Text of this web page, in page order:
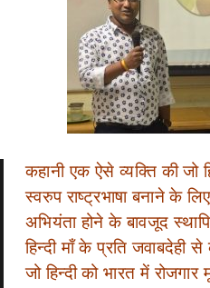
कहानी एक ऐसे व्यक्ति की जो
स्वरुप राष्ट्रभाषा बनाने के
अभियंता होने के बावजूद
हिन्दी माँ के प्रति
जो हिन्दी को भारत में